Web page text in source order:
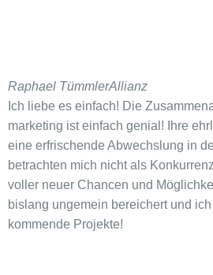
Raphael TümmlerAllianz
Ich liebe es einfach! Die
marketing ist einfach genial! Ihre
eine erfrischende Abwechslung in
betrachten mich nicht als
voller neuer Chancen und
bislang ungemein bereichert und
kommende Projekte!